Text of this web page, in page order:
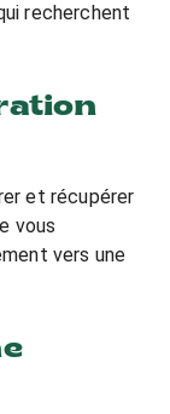
recherchent
et récupérer
vous
vers une